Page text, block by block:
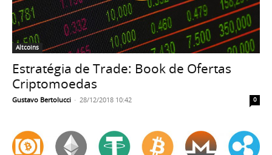
Altcoins
Estratégia de Trade: Book de Ofertas
Criptomoedas
Gustavo Bertolucci - 28/12/2018 10:42 0